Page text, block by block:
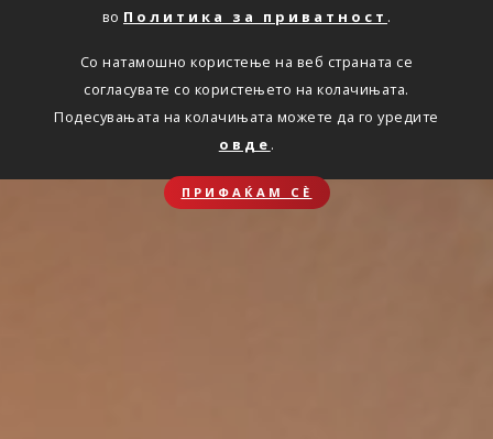
во Политика за приватност .
Со натамошно користење на веб страната се
согласувате со користењето на колачињата.
Подесувањата на колачињата можете да го уредите
овде .
ПРИФАЌАМ СЀ